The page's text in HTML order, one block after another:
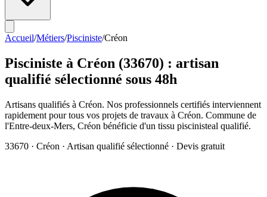
Accueil/Métiers/Pisciniste/Créon
Pisciniste à Créon (33670) : artisan
qualifié sélectionné sous 48h
Artisans qualifiés à Créon. Nos professionnels certifiés interviennent
rapidement pour tous vos projets de travaux à Créon. Commune de
l'Entre-deux-Mers, Créon bénéficie d'un tissu piscinisteal qualifié.
33670 · Créon · Artisan qualifié sélectionné · Devis gratuit